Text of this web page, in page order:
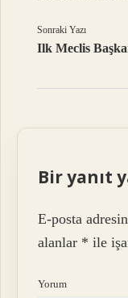
Sonraki Yazı
Ilk Meclis
Bir yanıt
E-posta
alanlar * ile
Yorum